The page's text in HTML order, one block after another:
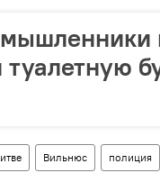
Вильнюс полиция